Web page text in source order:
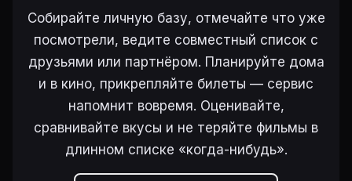
Собирайте личную базу, отмечайте что уже
посмотрели, ведите совместный список с
друзьями или партнёром. Планируйте дома
и в кино, прикрепляйте билеты — сервис
напомнит вовремя. Оценивайте,
сравнивайте вкусы и не теряйте фильмы в
длинном списке «когда-нибудь».